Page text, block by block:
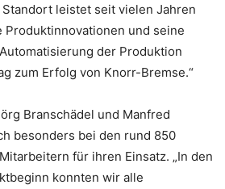
leistet seit vielen Jahren
Produktinnovationen und seine
der Produktion
zum Erfolg von Knorr-Bremse.“
Branschädel und Manfred
besonders bei den rund 850
für ihren Einsatz. „In den
konnten wir alle